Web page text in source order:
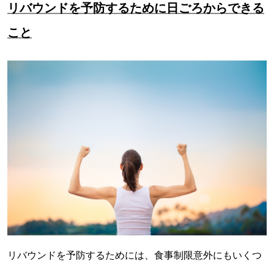
リバウンドを予防するために日ごろからできる
こと
リバウンドを予防するためには、食事制限意外にもいくつ